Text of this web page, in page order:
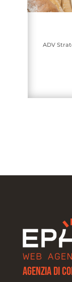
ADV
Agenzia di